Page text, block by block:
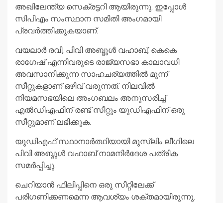
അഖിലേന്ത്യ സെക്രട്ടറി ആയിരുന്നു. ഇപ്പോള്‍
സിപിഎം സംസ്ഥാന സമിതി അംഗമായി
പ്രവര്‍ത്തിക്കുകയാണ്.
വയലാര്‍ രവി, പിവി അബ്ദുള്‍ വഹാബ്, കെകെ
രാഗേഷ് എന്നിവരുടെ രാജ്യസഭാ കാലാവധി
അവസാനിക്കുന്ന സാഹചര്യത്തില്‍ മൂന്ന്
സീറ്റുകളാണ് ഒഴിവ് വരുന്നത്. നിലവില്‍
നിയമസഭയിലെ അംഗബലം അനുസരിച്ച്
എല്‍ഡിഎഫിന് രണ്ട് സീറ്റും യുഡിഎഫിന് ഒരു
സീറ്റുമാണ് ലഭിക്കുക.
യുഡിഎഫ് സ്ഥാനാര്‍ത്ഥിയായി മുസ്ലിം ലീഗിലെ
പിവി അബ്ദുള്‍ വഹാബ് നാമനിര്‍ദേശ പത്രിക
സമര്‍പ്പിച്ചു.
ചെറിയാന്‍ ഫിലിപ്പിനെ ഒരു സീറ്റിലേക്ക്
പരിഗണിക്കണമെന്ന ആവശ്യം ശക്തമായിരുന്നു.